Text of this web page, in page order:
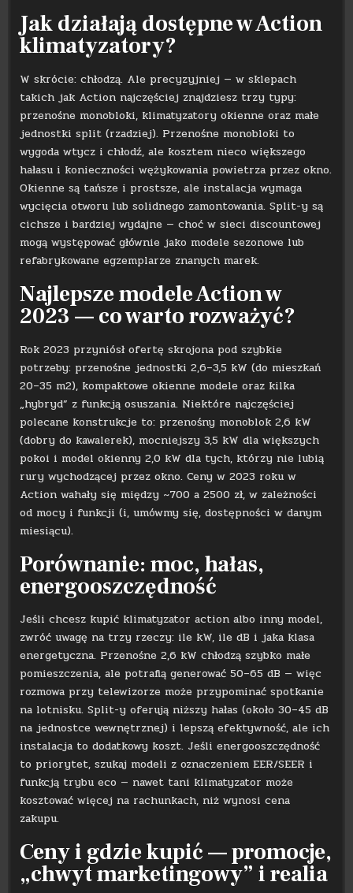
Jak działają dostępne w Action
klimatyzatory?
W skrócie: chłodzą. Ale precyzyjniej — w sklepach
takich jak Action najczęściej znajdziesz trzy typy:
przenośne monobloki, klimatyzatory okienne oraz małe
jednostki split (rzadziej). Przenośne monobloki to
wygoda wtycz i chłodź, ale kosztem nieco większego
hałasu i konieczności wężykowania powietrza przez okno.
Okienne są tańsze i prostsze, ale instalacja wymaga
wycięcia otworu lub solidnego zamontowania. Split-y są
cichsze i bardziej wydajne — choć w sieci discountowej
mogą występować głównie jako modele sezonowe lub
refabrykowane egzemplarze znanych marek.
Najlepsze modele Action w
2023 — co warto rozważyć?
Rok 2023 przyniósł ofertę skrojona pod szybkie
potrzeby: przenośne jednostki 2,6–3,5 kW (do mieszkań
20–35 m2), kompaktowe okienne modele oraz kilka
„hybryd” z funkcją osuszania. Niektóre najczęściej
polecane konstrukcje to: przenośny monoblok 2,6 kW
(dobry do kawalerek), mocniejszy 3,5 kW dla większych
pokoi i model okienny 2,0 kW dla tych, którzy nie lubią
rury wychodzącej przez okno. Ceny w 2023 roku w
Action wahały się między ~700 a 2500 zł, w zależności
od mocy i funkcji (i, umówmy się, dostępności w danym
miesiącu).
Porównanie: moc, hałas,
energooszczędność
Jeśli chcesz kupić klimatyzator action albo inny model,
zwróć uwagę na trzy rzeczy: ile kW, ile dB i jaka klasa
energetyczna. Przenośne 2,6 kW chłodzą szybko małe
pomieszczenia, ale potrafią generować 50–65 dB — więc
rozmowa przy telewizorze może przypominać spotkanie
na lotnisku. Split-y oferują niższy hałas (około 30–45 dB
na jednostce wewnętrznej) i lepszą efektywność, ale ich
instalacja to dodatkowy koszt. Jeśli energooszczędność
to priorytet, szukaj modeli z oznaczeniem EER/SEER i
funkcją trybu eco — nawet tani klimatyzator może
kosztować więcej na rachunkach, niż wynosi cena
zakupu.
Ceny i gdzie kupić — promocje,
„chwyt marketingowy” i realia